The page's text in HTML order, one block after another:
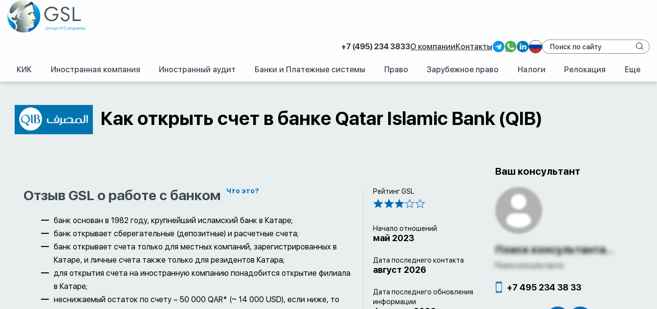
+7 (495) 234 3833О компанииКонтакты
КИК Иностранная компания Иностранный аудит Банки и Платежные системы Право Зарубежное право Налоги Релокация Еще
GSL/Оффшоры и международное право. Регистрация оффшорных компаний. Счет в иностранном банке: Как открыть банковский счет за рубежом/Катар/Qatar Islamic Bank (QIB)
Как открыть счет в банке Qatar Islamic Bank (QIB)
Отзыв GSL о работе с банком Что это?
банк основан в 1982 году, крупнейший исламский банк в Катаре;
банк открывает сберегательные (депозитные) и расчетные счета;
банк открывает счета только для местных компаний, зарегистрированных в
Катаре, и личные счета также только для резидентов Катара;
для открытия счета на иностранную компанию понадобится открытие филиала
в Катаре;
неснижаемый остаток по счету – 50 000 QAR* (~ 14 000 USD), если ниже, то
Рейтинг GSL
Начало отношений
май 2023
Дата последнего контакта
август 2026
Дата последнего обновления
информации
Ваш консультант
Поиск консультанта...
Поиск консультанта...
+7 495 234 38 33